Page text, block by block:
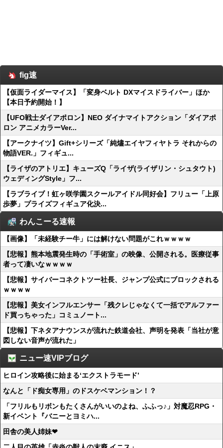
fig速
【仮面ライダーマイス】「変身ベルト DXマイスドライバー」ほか
【本日予約開始！】
【UFO戦士ダイアポロン】NEO ダイナマイトアクション「ダイアポ
ロン アニメカラーVer...
【アークナイツ】Gift+シリーズ「純燼エイヤフィヤトラ それからの
物語VER.」フィギュ...
【ライザのアトリエ】キューズQ「ライザ(ライザリン・シュタウト)
ウェディングStyle」フ...
【ラブライブ！虹ヶ咲学園スクールアイドル同好会】フリュー「上原
歩夢」プライズフィギュア化決...
わんこーる速報
【画像】「未経験チー牛」には解けない問題がこれｗｗｗｗ
【悲報】熊本地震発生時の「手術室」の映像、公開される。医療従事
者って凄いなｗｗｗｗ
【悲報】サイバーコネクトツー社長、ジャンプ公式にブロックされる
ｗｗｗｗ
【悲報】美女インフルエンサー「残クレじゃなくて一括でアルファー
ド買っちゃった」コミュノート...
【悲報】下ネタアナウンスが流れた鉄道会社、声明を発表「当社が意
図しない音声が流れた」
ニュー速VIPブログ
ヒロイン攻略後に始まる‘エクストラモード’
なんと「ド痴女専用」のドスケベマンション！？
「フリルもリボンもたくさんがいいのよね、ふふっ♪」対魔忍RPG・
新イベント『バニーとヨミハ...
田舎の美人姉妹❤